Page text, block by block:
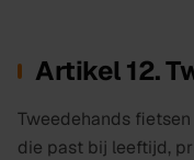
Artikel 12.
Tweedehands
die past bij leeftijd,